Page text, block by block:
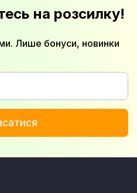
на розсилку!
Лише бонуси, новинки